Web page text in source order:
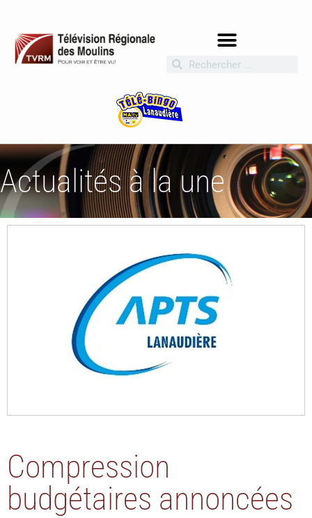
Actualités à la une
Compression
budgétaires annoncées